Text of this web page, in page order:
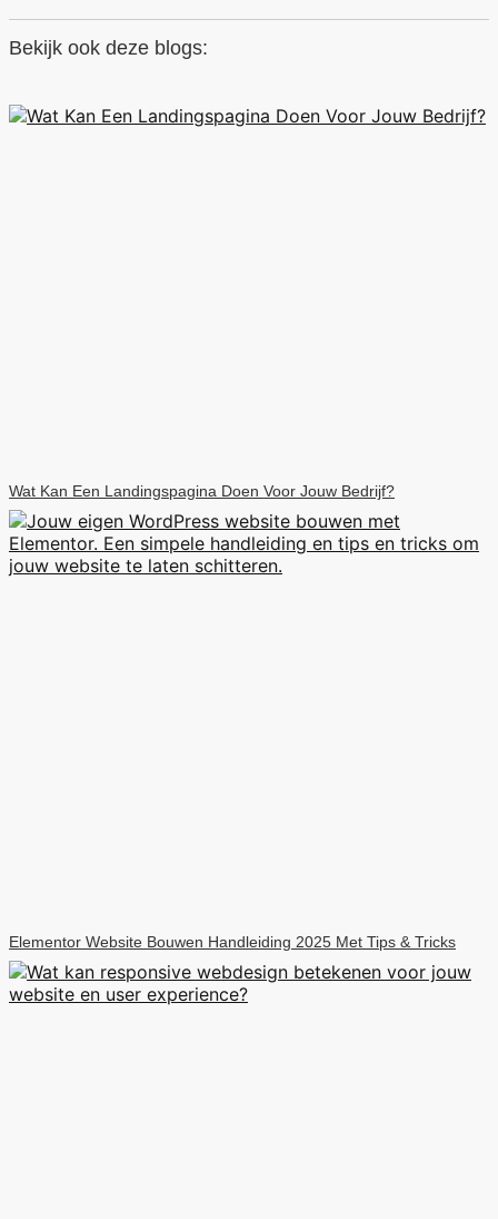
Bekijk ook deze blogs:
Wat Kan Een Landingspagina Doen Voor Jouw Bedrijf?
Elementor Website Bouwen Handleiding 2025 Met Tips & Tricks